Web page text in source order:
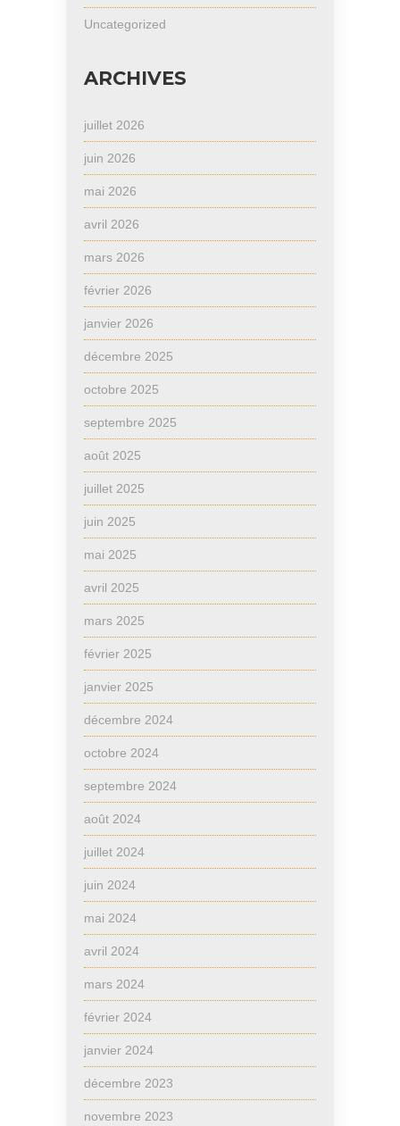
Uncategorized
ARCHIVES
juillet 2026
juin 2026
mai 2026
avril 2026
mars 2026
février 2026
janvier 2026
décembre 2025
octobre 2025
septembre 2025
août 2025
juillet 2025
juin 2025
mai 2025
avril 2025
mars 2025
février 2025
janvier 2025
décembre 2024
octobre 2024
septembre 2024
août 2024
juillet 2024
juin 2024
mai 2024
avril 2024
mars 2024
février 2024
janvier 2024
décembre 2023
novembre 2023